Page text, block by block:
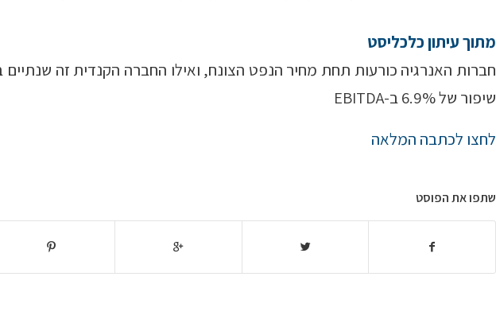
מתוך עיתון כלכליסט
חברות האנרגיה כורעות תחת מחיר הנפט הצונח, ואילו החברה הקנדית זה שנתיים
שיפור של 6.9% ב-EBITDA
לחצו לכתבה המלאה
שתפו את הפוסט